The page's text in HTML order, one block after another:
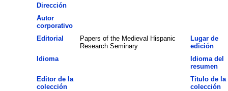
Dirección
Autor
corporativo
Editorial
Papers of the Medieval Hispanic
Research Seminary
Lugar de
edición
Idioma
Idioma del
resumen
Editor de la
colección
Título de la
colección